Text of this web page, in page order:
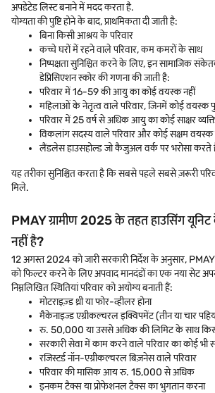
अपडेटेड लिस्ट बनाने में मदद करता है.
योग्यता की पुष्टि होने के बाद, प्राथमिकता दी जाती है:
बिना किसी आश्रय के परिवार
कच्चे घरों में रहने वाले परिवार, कम कमरों के साथ
निष्पक्षता सुनिश्चित करने के लिए, इन सामाजिक
डेप्रिसिएशन स्कोर की गणना की जाती है:
परिवार में 16-59 की आयु का कोई वयस्क नहीं
महिलाओं के नेतृत्व वाले परिवार, जिनमें कोई वयस्क
परिवार में 25 वर्ष से अधिक आयु का कोई साक्षर
विकलांग सदस्य वाले परिवार और कोई सक्षम वयस्क
लैंडलेस हाउसहोल्ड जो कैजुअल वर्क पर भरोसा करते
यह तरीका सुनिश्चित करता है कि सबसे पहले सबसे ज़रूरी
मिले.
PMAY ग्रामीण 2025 के तहत हाउसिंग यूनिट
नहीं है?
12 अगस्त 2024 को जारी सरकारी निर्देश के अनुसार,
को फिल्टर करने के लिए अपवाद मानदंडों का एक नया सेट
निम्नलिखित स्थितियां परिवार को अयोग्य बनाती हैं:
मोटराइज़्ड थ्री या फोर-व्हीलर होना
मैकेनाइज्ड एग्रीकल्चरल इक्विपमेंट (तीन या चार
रु. 50,000 या उससे अधिक की लिमिट के साथ किसान
सरकारी सेवा में काम करने वाले परिवार का कोई भी
रजिस्टर्ड नॉन-एग्रीकल्चरल बिज़नेस वाले परिवार
परिवार की मासिक आय रु. 15,000 से अधिक
इनकम टैक्स या प्रोफेशनल टैक्स का भुगतान करना